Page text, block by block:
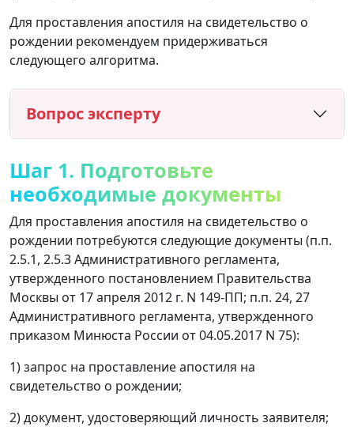
Для проставления апостиля на свидетельство о
рождении рекомендуем придерживаться
следующего алгоритма.
Вопрос эксперту
Шаг 1. Подготовьте
необходимые документы
Для проставления апостиля на свидетельство о
рождении потребуются следующие документы (п.п.
2.5.1, 2.5.3 Административного регламента,
утвержденного постановлением Правительства
Москвы от 17 апреля 2012 г. N 149-ПП; п.п. 24, 27
Административного регламента, утвержденного
приказом Минюста России от 04.05.2017 N 75):
1) запрос на проставление апостиля на
свидетельство о рождении;
2) документ, удостоверяющий личность заявителя;